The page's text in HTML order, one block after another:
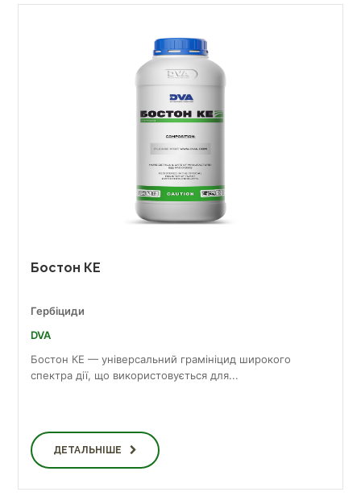
Бостон КЕ
Гербіциди
DVA
Бостон КЕ — універсальний грамініцид широкого
спектра дії, що використовується для...
ДЕТАЛЬНІШЕ